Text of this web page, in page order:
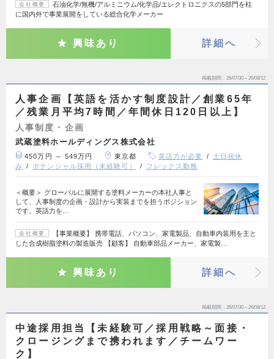
会社概要
石油化学/無機/アルミニウム/化学品/エレクトロニクスの5部門を柱
に国内外で事業展開をしている総合化学メーカー
興味あり 詳細へ
掲載期間 26/07/30～26/08/12
人事企画【英語を活かす制度設計／創業65年
／残業月平均7時間／年間休日120日以上】
人事制度・企画
武蔵塗料ホールディングス株式会社
450万円 ～ 549万円 東京都 英語力が必要
土日祝休
み
ポテンシャル採用（未経験可） フレックス勤務
＜概要＞ グローバルに展開する塗料メーカーの本社人事と
して、人事制度の企画・設計から実装までを担うポジション
です。英語力を…
会社概要
【事業概要】 携帯電話、パソコン、家電製品、自動車内装用を主と
した合成樹脂塗料の製造販売 【顧客】 自動車部品メーカー、家電製…
興味あり 詳細へ
掲載期間 26/07/30～26/08/12
中途採用担当【未経験可／採用戦略～面接・
クロージングまで携われます／チームワー
ク】